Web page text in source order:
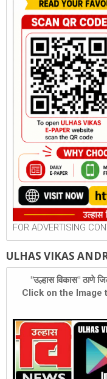
FOR ADVERTISING
ULHAS VIKAS
"उल्हास विकास" ठाणे
Click on the Image